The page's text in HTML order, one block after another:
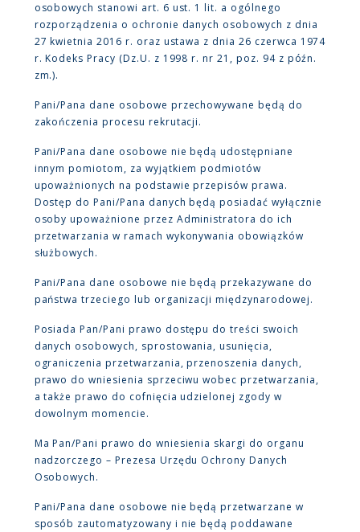
osobowych stanowi art. 6 ust. 1 lit. a ogólnego
rozporządzenia o ochronie danych osobowych z dnia
27 kwietnia 2016 r. oraz ustawa z dnia 26 czerwca 1974
r. Kodeks Pracy (Dz.U. z 1998 r. nr 21, poz. 94 z późn.
zm.).
Pani/Pana dane osobowe przechowywane będą do
zakończenia procesu rekrutacji.
Pani/Pana dane osobowe nie będą udostępniane
innym pomiotom, za wyjątkiem podmiotów
upoważnionych na podstawie przepisów prawa.
Dostęp do Pani/Pana danych będą posiadać wyłącznie
osoby upoważnione przez Administratora do ich
przetwarzania w ramach wykonywania obowiązków
służbowych.
Pani/Pana dane osobowe nie będą przekazywane do
państwa trzeciego lub organizacji międzynarodowej.
Posiada Pan/Pani prawo dostępu do treści swoich
danych osobowych, sprostowania, usunięcia,
ograniczenia przetwarzania, przenoszenia danych,
prawo do wniesienia sprzeciwu wobec przetwarzania,
a także prawo do cofnięcia udzielonej zgody w
dowolnym momencie.
Ma Pan/Pani prawo do wniesienia skargi do organu
nadzorczego – Prezesa Urzędu Ochrony Danych
Osobowych.
Pani/Pana dane osobowe nie będą przetwarzane w
sposób zautomatyzowany i nie będą poddawane